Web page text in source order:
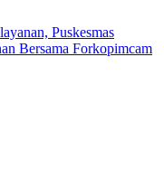
Puskesmas
Bersama Forkopimcam